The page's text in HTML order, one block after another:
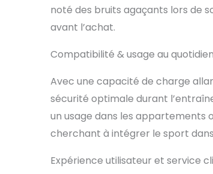
noté des bruits agaçants lors de
avant l’achat.
Compatibilité & usage au
Avec une capacité de charge
sécurité optimale durant
un usage dans les appartements
cherchant à intégrer le sport
Expérience utilisateur et service